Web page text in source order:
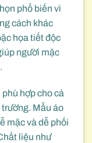
phổ biến vì
cách khác
họa tiết độc
người mặc
hợp cho cả
Mẫu áo
mặc và dễ phối
liệu như